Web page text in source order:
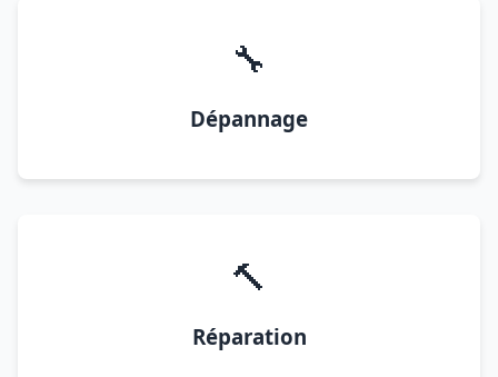
🔧
Dépannage
🔨
Réparation